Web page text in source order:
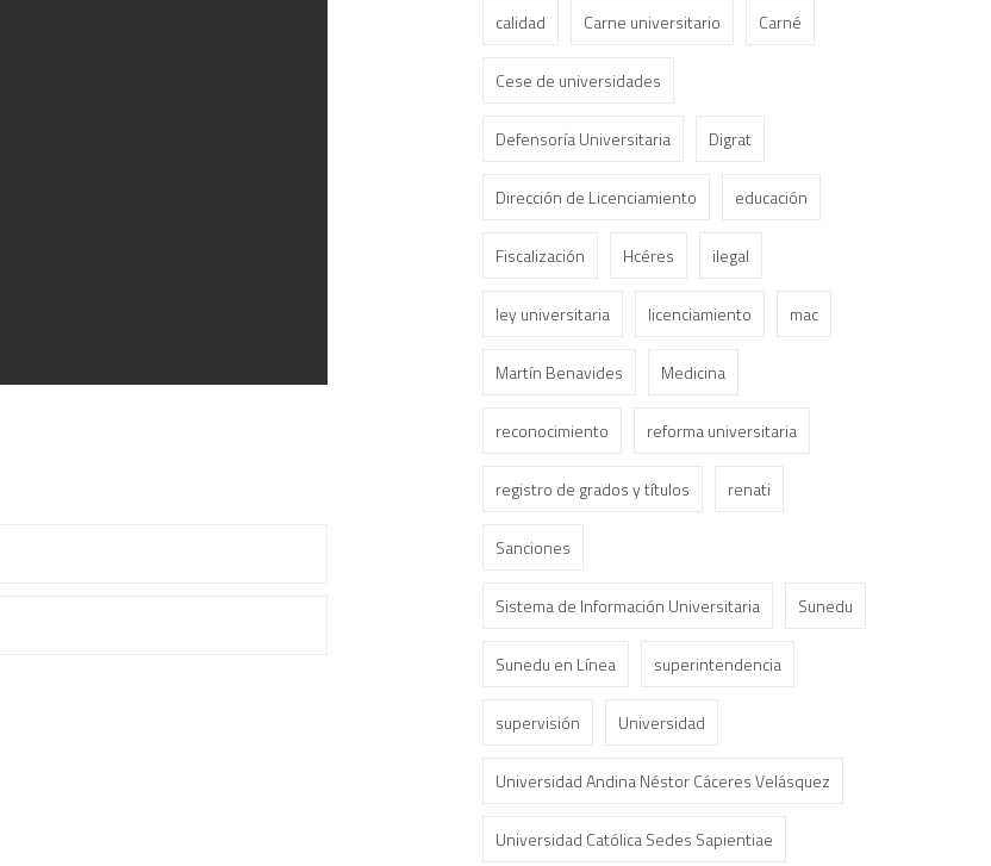
calidad Carne universitario Carné
Cese de universidades
Defensoría Universitaria Digrat
Dirección de Licenciamiento educación
Fiscalización Hcéres ilegal
ley universitaria licenciamiento mac
Martín Benavides Medicina
reconocimiento reforma universitaria
registro de grados y títulos renati
Sanciones
Sistema de Información Universitaria Sunedu
Sunedu en Línea superintendencia
supervisión Universidad
Universidad Andina Néstor Cáceres Velásquez
Universidad Católica Sedes Sapientiae